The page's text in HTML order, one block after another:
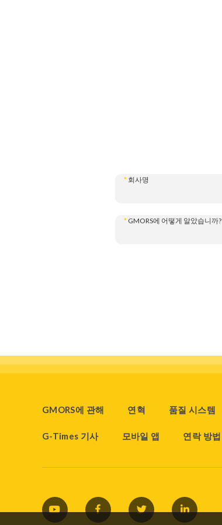
* 회사명
* GMORS에 어떻게 알았습니까?
GMORS에 관해 연혁 품질 시스템
G-Times 기사 모바일 앱 연락 방법